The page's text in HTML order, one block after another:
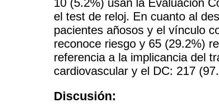
el test de reloj. En cuanto al
pacientes añosos y el vínculo
reconoce riesgo y 65 (29.2%)
referencia a la implicancia del
cardiovascular y el DC: 217
Discusión: